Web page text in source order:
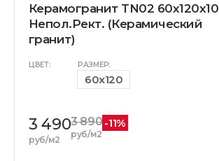
Керамогранит TN02 60x120x10
Непол.Рект. (Керамический
гранит)
ЦВЕТ: РАЗМЕР:
60x120
3 490
руб/м2
3 890
руб/м2
-11%